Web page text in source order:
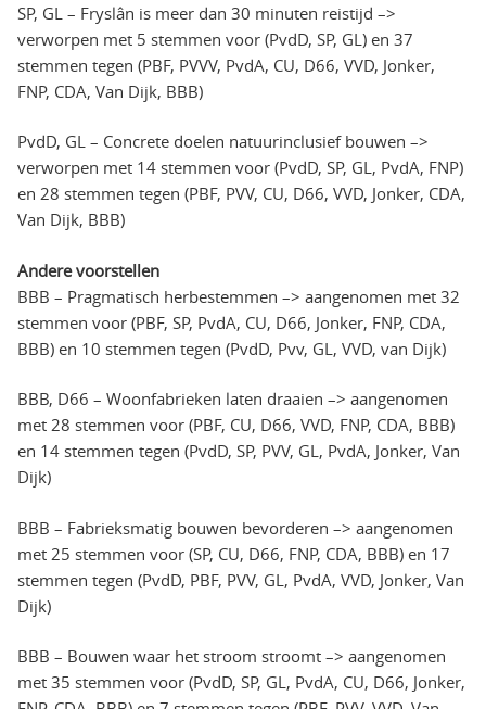
SP, GL – Fryslân is meer dan 30 minuten reistijd –>
verworpen met 5 stemmen voor (PvdD, SP, GL) en 37
stemmen tegen (PBF, PVVV, PvdA, CU, D66, VVD, Jonker,
FNP, CDA, Van Dijk, BBB)
PvdD, GL – Concrete doelen natuurinclusief bouwen –>
verworpen met 14 stemmen voor (PvdD, SP, GL, PvdA, FNP)
en 28 stemmen tegen (PBF, PVV, CU, D66, VVD, Jonker, CDA,
Van Dijk, BBB)
Andere voorstellen
BBB – Pragmatisch herbestemmen –> aangenomen met 32
stemmen voor (PBF, SP, PvdA, CU, D66, Jonker, FNP, CDA,
BBB) en 10 stemmen tegen (PvdD, Pvv, GL, VVD, van Dijk)
BBB, D66 – Woonfabrieken laten draaien –> aangenomen
met 28 stemmen voor (PBF, CU, D66, VVD, FNP, CDA, BBB)
en 14 stemmen tegen (PvdD, SP, PVV, GL, PvdA, Jonker, Van
Dijk)
BBB – Fabrieksmatig bouwen bevorderen –> aangenomen
met 25 stemmen voor (SP, CU, D66, FNP, CDA, BBB) en 17
stemmen tegen (PvdD, PBF, PVV, GL, PvdA, VVD, Jonker, Van
Dijk)
BBB – Bouwen waar het stroom stroomt –> aangenomen
met 35 stemmen voor (PvdD, SP, GL, PvdA, CU, D66, Jonker,